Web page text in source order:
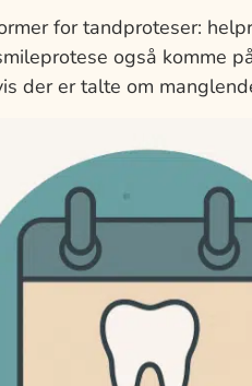
for tandproteser:
også komme
der er talte om